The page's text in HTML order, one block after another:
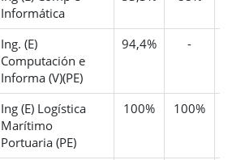
Informática
Ing. (E)
Computación e
Informa (V)(PE)
94,4% -
Ing (E) Logística
Marítimo
Portuaria (PE)
100% 100%